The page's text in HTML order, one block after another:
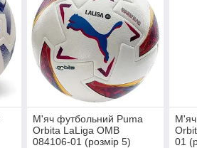
М'яч футбольний Puma
Orbita LaLiga OMB
084106-01 (розмір 5)
М'яч
01